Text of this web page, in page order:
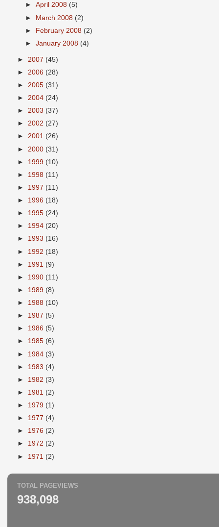
►April 2008 (5)
► March 2008 (2)
► February 2008 (2)
►January 2008 (4)
► 2007 (45)
► 2006 (28)
► 2005 (31)
► 2004 (24)
► 2003 (37)
► 2002 (27)
► 2001 (26)
► 2000 (31)
► 1999 (10)
► 1998 (11)
► 1997 (11)
► 1996 (18)
► 1995 (24)
► 1994 (20)
► 1993 (16)
► 1992 (18)
► 1991 (9)
► 1990 (11)
► 1989 (8)
► 1988 (10)
► 1987 (5)
► 1986 (5)
► 1985 (6)
► 1984 (3)
► 1983 (4)
► 1982 (3)
► 1981 (2)
► 1979 (1)
► 1977 (4)
► 1976 (2)
► 1972 (2)
► 1971 (2)
TOTAL PAGEVIEWS
938,098